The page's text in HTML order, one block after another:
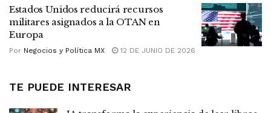
Estados Unidos reducirá recursos
militares asignados a la OTAN en
Europa
Por Negocios y Política MX 12 DE JUNIO DE 2026
TE PUEDE INTERESAR